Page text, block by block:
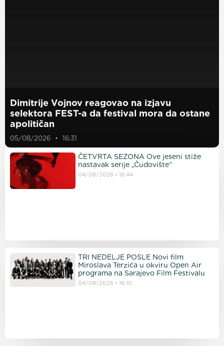
Dimitrije Vojnov reagovao na izjavu
selektora FEST-a da festival mora da ostane
apolitičan
05/08/2026 16:31
ČETVRTA SEZONA Ove jeseni stiže
nastavak serije „Čudovište“
04/08/2026 18:44
TRI NEDELJE POSLE Novi film
Miroslava Terzića u okviru Open Air
programa na Sarajevo Film Festivalu
04/08/2026 16:10